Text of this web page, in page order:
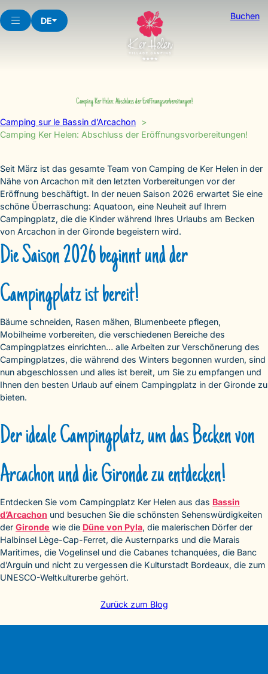
to
content
DE Buchen
Camping Ker Helen: Abschluss der Eröffnungsvorbereitungen!
Camping sur le Bassin d’Arcachon
Camping Ker Helen: Abschluss der Eröffnungsvorbereitungen!
Seit März ist das gesamte Team von Camping de Ker Helen in der
Nähe von Arcachon mit den letzten Vorbereitungen vor der
Eröffnung beschäftigt. In der neuen Saison 2026 erwartet Sie eine
schöne Überraschung: Aquatoon, eine Neuheit auf Ihrem
Campingplatz, die die Kinder während Ihres Urlaubs am Becken
von Arcachon in der Gironde begeistern wird.
Die Saison 2026 beginnt und der
Campingplatz ist bereit!
Bäume schneiden, Rasen mähen, Blumenbeete pflegen,
Mobilheime vorbereiten, die verschiedenen Bereiche des
Campingplatzes einrichten… alle Arbeiten zur Verschönerung des
Campingplatzes, die während des Winters begonnen wurden, sind
nun abgeschlossen und alles ist bereit, um Sie zu empfangen und
Ihnen den besten Urlaub auf einem Campingplatz in der Gironde zu
bieten.
Der ideale Campingplatz, um das Becken von
Arcachon und die Gironde zu entdecken!
Entdecken Sie vom Campingplatz Ker Helen aus das Bassin
d’Arcachon und besuchen Sie die schönsten Sehenswürdigkeiten
der Gironde wie die Düne von Pyla, die malerischen Dörfer der
Halbinsel Lège-Cap-Ferret, die Austernparks und die Marais
Maritimes, die Vogelinsel und die Cabanes tchanquées, die Banc
d’Arguin und nicht zu vergessen die Kulturstadt Bordeaux, die zum
UNESCO-Weltkulturerbe gehört.
Zurück zum Blog